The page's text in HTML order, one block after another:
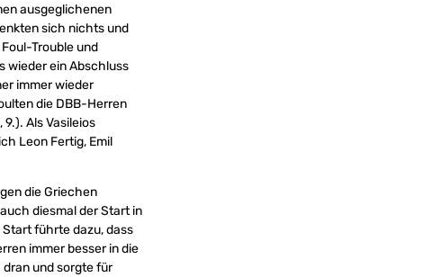
ausgeglichenen
sich nichts und
Trouble und
wieder ein Abschluss
immer wieder
die DBB-Herren
Als Vasileios
Leon Fertig, Emil
die Griechen
diesmal der Start in
führte dazu, dass
immer besser in die
und sorgte für